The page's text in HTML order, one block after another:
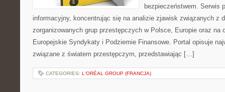
bezpieczeństwem. Serwis
informacyjny, koncentrując się na analizie zjawisk związanych z
zorganizowanych grup przestępczych w Polsce, Europie oraz na
Europejskie Syndykaty i Podziemie Finansowe. Portal opisuje
związane z światem przestępczym, przedstawiając […]
CATEGORIES: L'ORÉAL GROUP (FRANCJA)